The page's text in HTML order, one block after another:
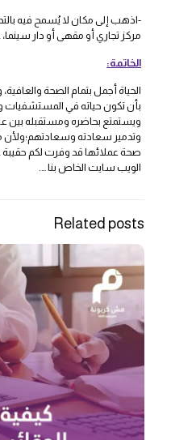
-اذهب إلى مكان لا يُسمح فيه
مركز تجاري أو مقهى أو دار
الخاتمة:
الحياة أجمل بتمام الصحة
بأن تكون حياته في المستشفيات
ويستمتع بحاضره ومستقبله بين
وتدمير سعادته
صحة عملائها قد وفرت لكم ح
الويب سايت الخاص بنا ….
Related posts